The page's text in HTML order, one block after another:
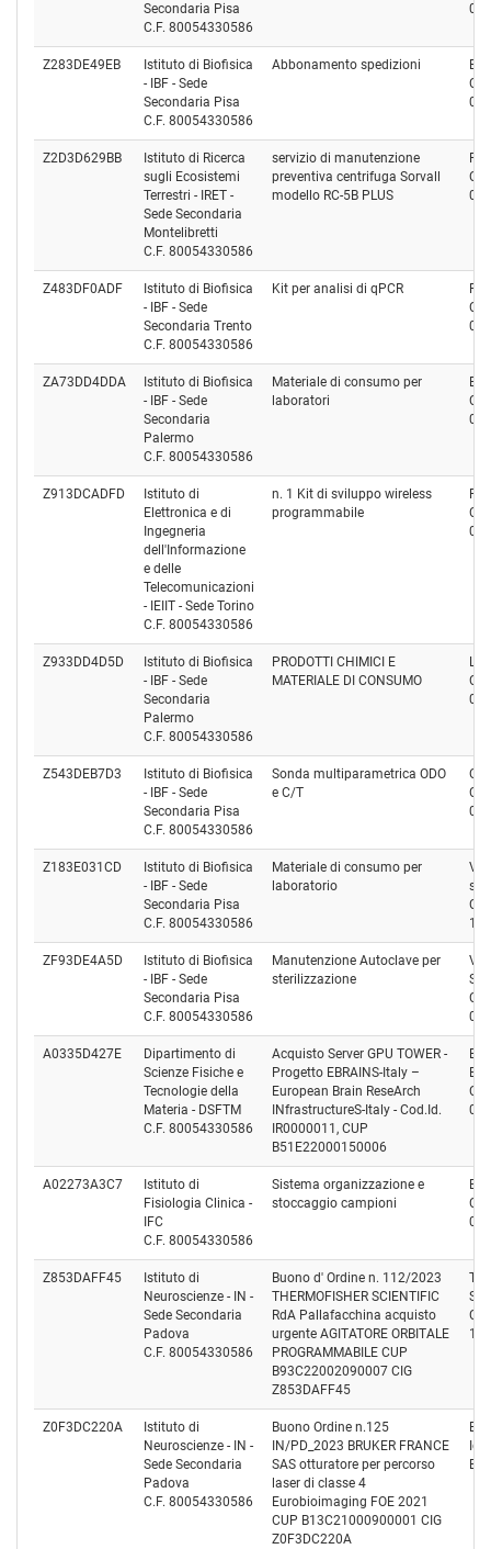
Secondaria Pisa
C.F. 80054330586
Z283DE49EB
Istituto di Biofisica
- IBF - Sede
Secondaria Pisa
C.F. 80054330586
Abbonamento spedizioni
Z2D3D629BB
Istituto di Ricerca
sugli Ecosistemi
Terrestri - IRET -
Sede Secondaria
Montelibretti
C.F. 80054330586
servizio di manutenzione
preventiva centrifuga Sorvall
modello RC-5B PLUS
Z483DF0ADF
Istituto di Biofisica
- IBF - Sede
Secondaria Trento
C.F. 80054330586
Kit per analisi di qPCR
ZA73DD4DDA
Istituto di Biofisica
- IBF - Sede
Secondaria
Palermo
C.F. 80054330586
Materiale di consumo per
laboratori
Z913DCADFD
Istituto di
Elettronica e di
Ingegneria
dell'Informazione
e delle
Telecomunicazioni
- IEIIT - Sede Torino
C.F. 80054330586
n. 1 Kit di sviluppo wireless
programmabile
Z933DD4D5D
Istituto di Biofisica
- IBF - Sede
Secondaria
Palermo
C.F. 80054330586
PRODOTTI CHIMICI E
MATERIALE DI CONSUMO
Z543DEB7D3
Istituto di Biofisica
- IBF - Sede
Secondaria Pisa
C.F. 80054330586
Sonda multiparametrica ODO
e C/T
Z183E031CD
Istituto di Biofisica
- IBF - Sede
Secondaria Pisa
C.F. 80054330586
Materiale di consumo per
laboratorio
s.r.l.
ZF93DE4A5D
Istituto di Biofisica
- IBF - Sede
Secondaria Pisa
C.F. 80054330586
Manutenzione Autoclave per
sterilizzazione
A0335D427E
Dipartimento di
Scienze Fisiche e
Tecnologie della
Materia - DSFTM
C.F. 80054330586
Acquisto Server GPU TOWER -
Progetto EBRAINS-Italy –
European Brain ReseArch
INfrastructureS-Italy - Cod.Id.
IR0000011, CUP
B51E22000150006
E4
A02273A3C7
Istituto di
Fisiologia Clinica -
IFC
C.F. 80054330586
Sistema organizzazione e
stoccaggio campioni
Z853DAFF45
Istituto di
Neuroscienze - IN -
Sede Secondaria
Padova
C.F. 80054330586
Buono d' Ordine n. 112/2023
THERMOFISHER SCIENTIFIC
RdA Pallafacchina acquisto
urgente AGITATORE ORBITALE
PROGRAMMABILE CUP
B93C22002090007 CIG
Z853DAFF45
Z0F3DC220A
Istituto di
Neuroscienze - IN -
Sede Secondaria
Padova
C.F. 80054330586
Buono Ordine n.125
IN/PD_2023 BRUKER FRANCE
SAS otturatore per percorso
laser di classe 4
Eurobioimaging FOE 2021
CUP B13C21000900001 CIG
Z0F3DC220A